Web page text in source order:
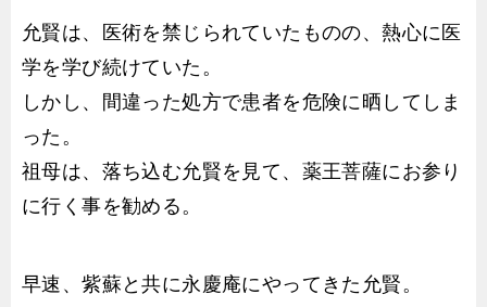
允賢は、医術を禁じられていたものの、熱心に医
学を学び続けていた。
しかし、間違った処方で患者を危険に晒してしま
った。
祖母は、落ち込む允賢を見て、薬王菩薩にお参り
に行く事を勧める。
早速、紫蘇と共に永慶庵にやってきた允賢。